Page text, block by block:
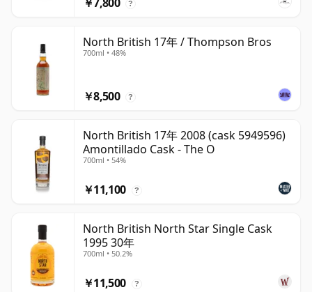
?
North British 17年 / Thompson Bros
700ml • 48%
￥8,500 ?
North British 17年 2008 (cask 5949596)
Amontillado Cask - The O
700ml • 54%
￥11,100 ?
North British North Star Single Cask
1995 30年
700ml • 50.2%
￥11,500 ?